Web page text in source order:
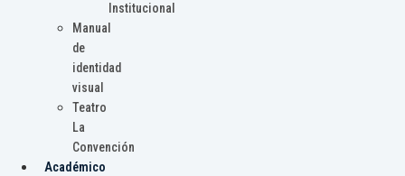
Institucional
Manual
de
identidad
visual
Teatro
La
Convención
Académico